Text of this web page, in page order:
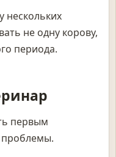
нескольких
не одну корову,
периода.
первым
проблемы.